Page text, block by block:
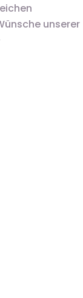
unserer